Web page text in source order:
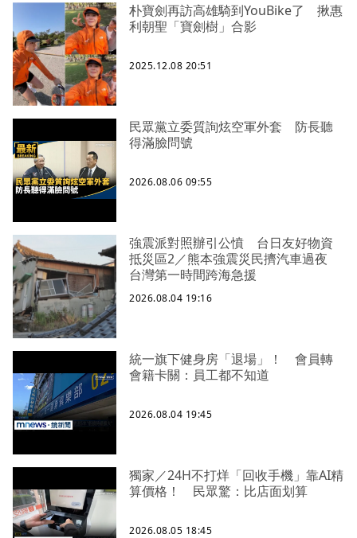
朴寶劍再訪高雄騎到YouBike了 揪惠
利朝聖「寶劍樹」合影
2025.12.08 20:51
民眾黨立委質詢炫空軍外套 防長聽
得滿臉問號
2026.08.06 09:55
強震派對照辦引公憤 台日友好物資
抵災區2／熊本強震災民擠汽車過夜
台灣第一時間跨海急援
2026.08.04 19:16
統一旗下健身房「退場」！ 會員轉
會籍卡關：員工都不知道
2026.08.04 19:45
獨家／24H不打烊「回收手機」靠AI精
算價格！ 民眾驚：比店面划算
2026.08.05 18:45